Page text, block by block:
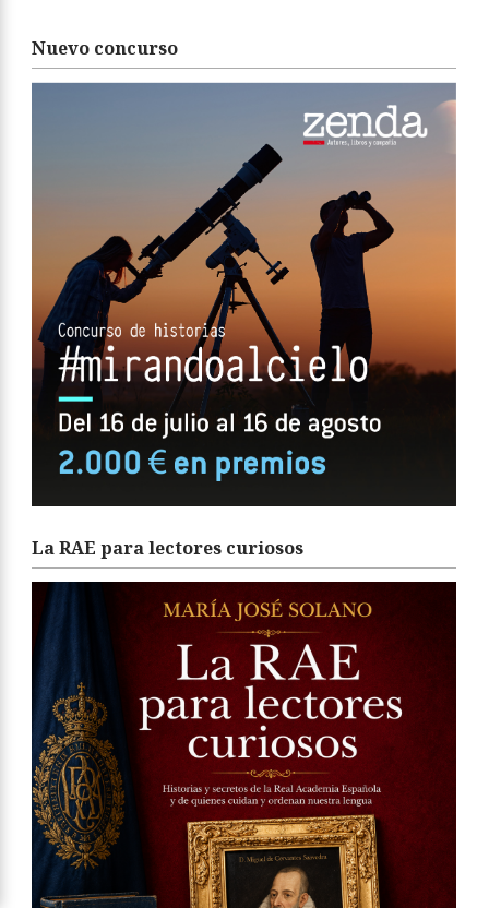
Nuevo concurso
La RAE para lectores curiosos